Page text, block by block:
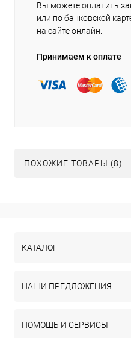
Вы можете оплатить
или по банковской
на сайте онлайн.
Принимаем к оплате
ПОХОЖИЕ ТОВАРЫ (8)
КАТАЛОГ
НАШИ ПРЕДЛОЖЕНИЯ
ПОМОЩЬ И СЕРВИСЫ